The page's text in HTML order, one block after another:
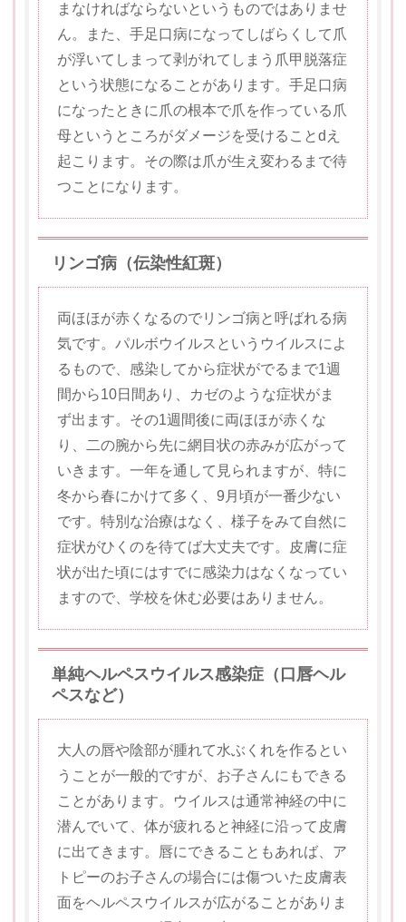
まなければならないというものではありませ
ん。また、手足口病になってしばらくして爪
が浮いてしまって剥がれてしまう爪甲脱落症
という状態になることがあります。手足口病
になったときに爪の根本で爪を作っている爪
母というところがダメージを受けることdえ
起こります。その際は爪が生え変わるまで待
つことになります。
リンゴ病（伝染性紅斑）
両ほほが赤くなるのでリンゴ病と呼ばれる病
気です。パルボウイルスというウイルスによ
るもので、感染してから症状がでるまで1週
間から10日間あり、カゼのような症状がま
ず出ます。その1週間後に両ほほが赤くな
り、二の腕から先に網目状の赤みが広がって
いきます。一年を通して見られますが、特に
冬から春にかけて多く、9月頃が一番少ない
です。特別な治療はなく、様子をみて自然に
症状がひくのを待てば大丈夫です。皮膚に症
状が出た頃にはすでに感染力はなくなってい
ますので、学校を休む必要はありません。
単純ヘルペスウイルス感染症（口唇ヘル
ペスなど）
大人の唇や陰部が腫れて水ぶくれを作るとい
うことが一般的ですが、お子さんにもできる
ことがあります。ウイルスは通常神経の中に
潜んでいて、体が疲れると神経に沿って皮膚
に出てきます。唇にできることもあれば、ア
トピーのお子さんの場合には傷ついた皮膚表
面をヘルペスウイルスが広がることがありま